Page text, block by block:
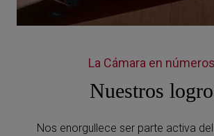
La Cámara en
Nuestros
Nos enorgullece ser parte activa